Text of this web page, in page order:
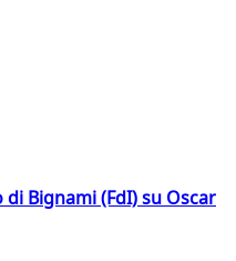
Bignami (FdI) su Oscar